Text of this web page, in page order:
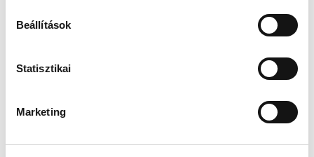
Beállítások
Statisztikai
Marketing